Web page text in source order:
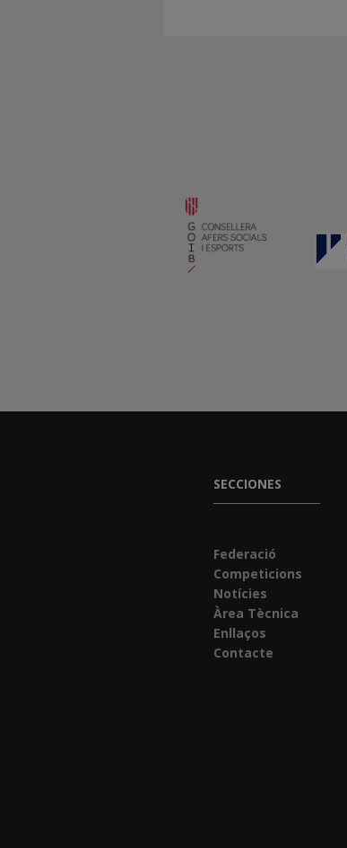
SECCIONES
Federació
Competicions
Notícies
Àrea Tècnica
Enllaços
Contacte